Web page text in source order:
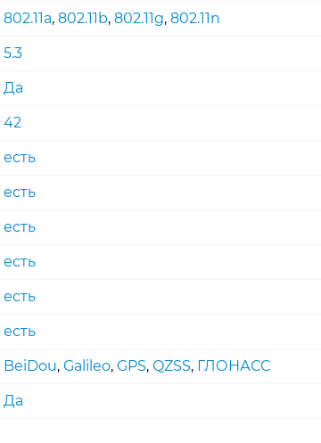
802.11a, 802.11b, 802.11g, 802.11n
5.3
Да
42
есть
есть
есть
есть
есть
есть
BeiDou, Galileo, GPS, QZSS, ГЛОНАСС
Да